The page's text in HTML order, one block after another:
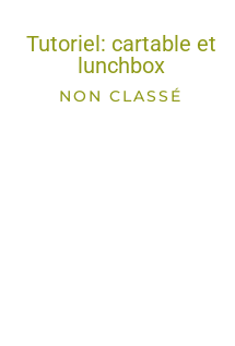
Tutoriel: cartable et
lunchbox
NON CLASSÉ